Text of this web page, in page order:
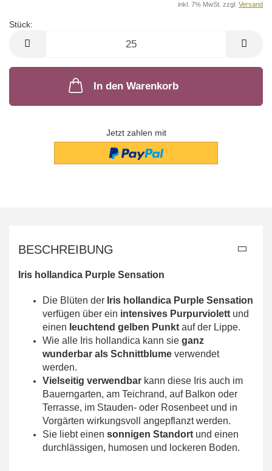
inkl. 7% MwSt. zzgl. Versand
Stück:
In den Warenkorb
Jetzt zahlen mit
BESCHREIBUNG
Iris hollandica Purple Sensation
Die Blüten der Iris hollandica Purple Sensation
verfügen über ein intensives Purpurviolett und
einen leuchtend gelben Punkt auf der Lippe.
Wie alle Iris hollandica kann sie ganz
wunderbar als Schnittblume verwendet
werden.
Vielseitig verwendbar kann diese Iris auch im
Bauerngarten, am Teichrand, auf Balkon oder
Terrasse, im Stauden- oder Rosenbeet und in
Vorgärten wirkungsvoll angepflanzt werden.
Sie liebt einen sonnigen Standort und einen
durchlässigen, humosen und lockeren Boden.